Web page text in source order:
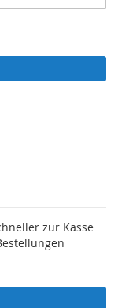
zur Kasse